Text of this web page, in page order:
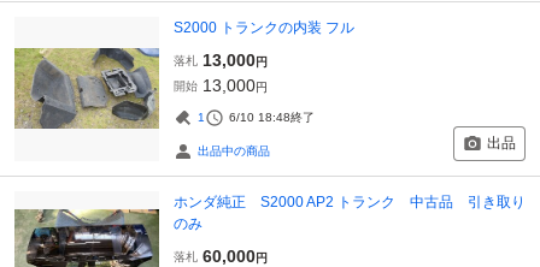
S2000 トランクの内装 フル
落札 13,000円
開始 13,000円
1 6/10 18:48終了
出品中の商品 出品
ホンダ純正 S2000 AP2 トランク 中古品 引き取り
のみ
落札 60,000円